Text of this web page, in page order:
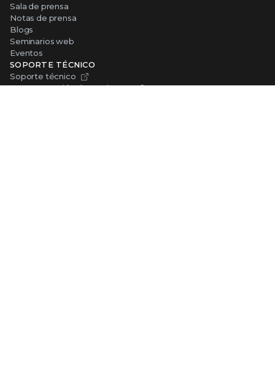
Sala de prensa
Notas de prensa
Blogs
Seminarios web
Eventos
SOPORTE TÉCNICO
Soporte técnico
Documentación de productos